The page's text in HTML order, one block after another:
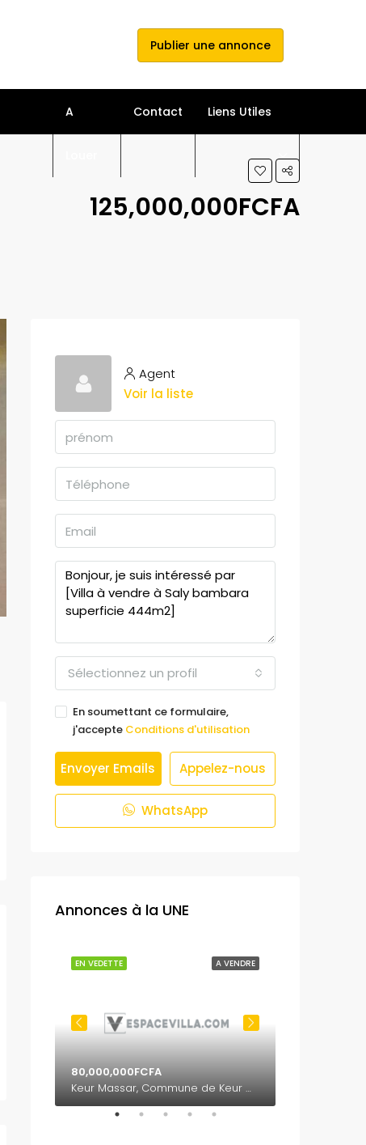
Publier une annonce
A Contact Liens Utiles
125,000,000FCFA
Agent
Voir la liste
Sélectionnez un profil
En soumettant ce formulaire,
j'accepte Conditions d'utilisation
Envoyer Emails Appelez-nous
WhatsApp
Annonces à la UNE
A VENDRE
EN VEDETTE
80,000,000FCFA
Keur Massar, Commune de Keur Massar Nord, Arrondissement de Malika, Département de Keur Massar, Région de Dakar, 17000, Sénégal